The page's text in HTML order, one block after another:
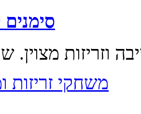
משחקי זריזות